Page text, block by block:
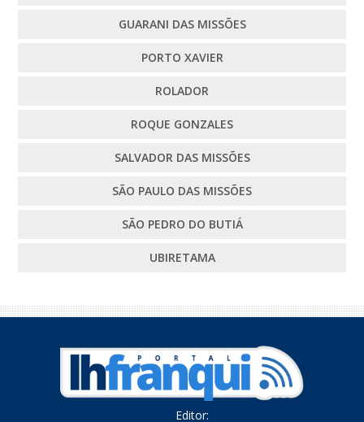
GUARANI DAS MISSÕES
PORTO XAVIER
ROLADOR
ROQUE GONZALES
SALVADOR DAS MISSÕES
SÃO PAULO DAS MISSÕES
SÃO PEDRO DO BUTIÁ
UBIRETAMA
Editor: